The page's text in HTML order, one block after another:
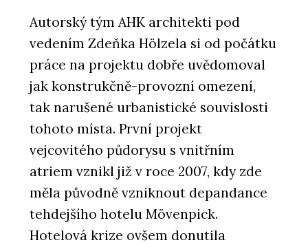
Autorský tým AHK architekti pod
vedením Zdeňka Hölzela si od počátku
práce na projektu dobře uvědomoval
jak konstrukčně-provozní omezení,
tak narušené urbanistické souvislosti
tohoto místa. První projekt
vejcovitého půdorysu s vnitřním
atriem vznikl již v roce 2007, kdy zde
měla původně vzniknout depandance
tehdejšího hotelu Mövenpick.
Hotelová krize ovšem donutila